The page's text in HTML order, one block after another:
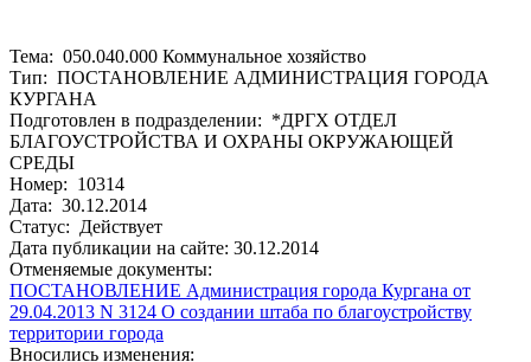
Тема: 050.040.000 Коммунальное хозяйство
Тип: ПОСТАНОВЛЕНИЕ АДМИНИСТРАЦИЯ ГОРОДА
КУРГАНА
Подготовлен в подразделении: *ДРГХ ОТДЕЛ
БЛАГОУСТРОЙСТВА И ОХРАНЫ ОКРУЖАЮЩЕЙ
СРЕДЫ
Номер: 10314
Дата: 30.12.2014
Статус: Действует
Дата публикации на сайте: 30.12.2014
Отменяемые документы:
ПОСТАНОВЛЕНИЕ Администрация города Кургана от
29.04.2013 N 3124 О создании штаба по благоустройству
территории города
Вносились изменения: